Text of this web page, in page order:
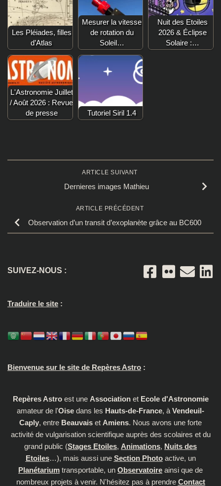
Les Pléiades, filles
d’Atlas
Mesurer la vitesse
de rotation du
Soleil…
Nuit des Etoiles
2026 & Éclipse
Solaire :…
L'Astronomie Juillet
/ Août 2026 : Revue
de presse
Tutoriel Siril 1.4
ARTICLE SUIVANT
Dernieres images Mathieu
ARTICLE PRÉCÉDENT
Observation d’un transit d’exoplanète grâce au BC600
SUIVEZ-NOUS :
Traduire le site :
Bienvenue sur le site de Repères Astro :
Repères Astroest une Associationet Ecole d'Astronomie
amateur de l'Oise dans les Hauts-de-France, à Vendeuil-
Caply, entre Beauvais et Amiens. Nous avons une forte
activité de vulgarisation scientifique auprès des scolaires et du
grand public (Stages Etoiles, Animations, Nuits des
Etoiles…), mais aussi une Section Photoactive, un
Planétarium transportable, un Observatoire ainsi que de
nombreux projets à venir. N'hésitez pas à prendre Contact